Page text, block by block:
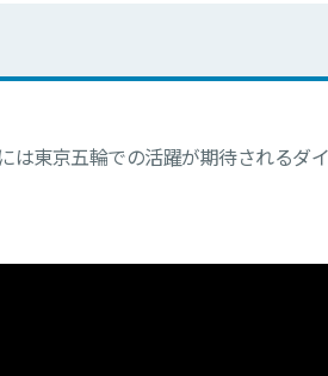
は東京五輪での活躍が期待されるダ